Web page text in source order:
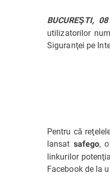
BUCUREŞTI,
utilizatorilor
Siguranţei pe
Pentru că
lansat safego,
linkurilor
Facebook de la